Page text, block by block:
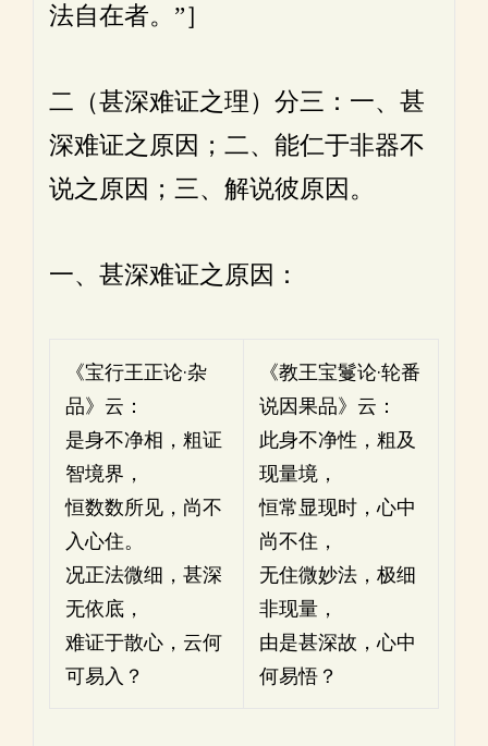
法自在者。”］
二（甚深难证之理）分三：一、甚
深难证之原因；二、能仁于非器不
说之原因；三、解说彼原因。
一、甚深难证之原因：
《宝行王正论·杂
品》云：
是身不净相，粗证
智境界，
恒数数所见，尚不
入心住。
况正法微细，甚深
无依底，
难证于散心，云何
可易入？
《教王宝鬘论·轮番
说因果品》云：
此身不净性，粗及
现量境，
恒常显现时，心中
尚不住，
无住微妙法，极细
非现量，
由是甚深故，心中
何易悟？